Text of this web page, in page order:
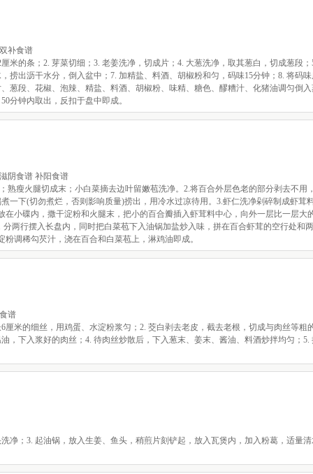
补食谱
米的条；2. 芽菜切细；3. 老姜洗净，切成片；4. 大葱洗净，取其葱白，切成葱段
捞出沥干水分，倒入盆中；7. 加精盐、料酒、胡椒粉和匀，码味15分钟；8. 将码
葱段、花椒、泡辣、精盐、料酒、胡椒粉、味精、糖色、醪糟汁、化猪油调匀倒入
分钟内取出，反扣于盘中即成。
阴食谱 补阳食谱
熟瘦火腿切成末；小白菜摘去边叶留嫩苞洗净。2.将百合外层色老的部分剥去不用
一下(切勿煮烂，否则影响质量)捞出，用冷水过凉待用。3.虾仁洗净剁碎制成虾茸
在小碟内，撒干淀粉和火腿末，把小的百合瓣插入虾茸料中心，向外一层比一层大
两行摆入长盘内，同时把白菜苞下入油锅加盐炒入味，拼在百合虾茸的空行处和
调稀勾芡汁，浇在百合和白菜苞上，淋鸡油即成。
谱
厘米的细丝，用鸡蛋、水淀粉浆匀；2. 茭白剥去老皮，截去老根，切成与肉丝等粗
，下入浆好的肉丝；4. 待肉丝炒散后，下入葱末、姜末、酱油、料酒炒拌均匀；5.
净；3. 起油锅，放入生姜、鱼头，稍煎片刻铲起，放入瓦煲内，加入粉葛，适量